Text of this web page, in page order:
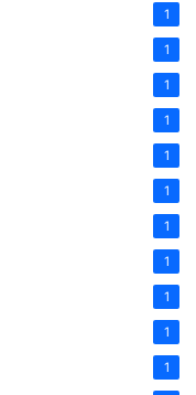
1
1
1
1
1
1
1
1
1
1
1